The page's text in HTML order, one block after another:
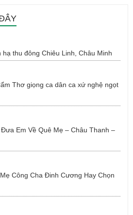
thu đông Chiêu Linh, Châu Minh
Thơ giọng ca dân ca xứ nghệ ngọt
Em Về Quê Mẹ – Châu Thanh –
Công Cha Đinh Cương Hay Chọn